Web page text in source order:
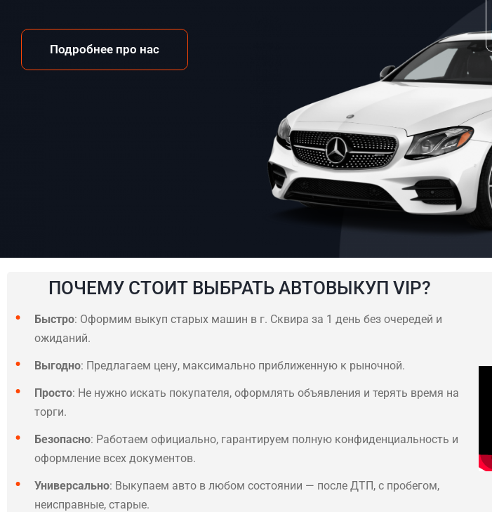
Подробнее про нас
ПОЧЕМУ СТОИТ ВЫБРАТЬ АВТОВЫКУП VIP?
Быстро: Оформим выкуп старых машин в г. Сквира за 1 день без очередей и
ожиданий.
Выгодно: Предлагаем цену, максимально приближенную к рыночной.
Просто: Не нужно искать покупателя, оформлять объявления и терять время на
торги.
Безопасно: Работаем официально, гарантируем полную конфиденциальность и
оформление всех документов.
Универсально: Выкупаем авто в любом состоянии — после ДТП, с пробегом,
неисправные, старые.